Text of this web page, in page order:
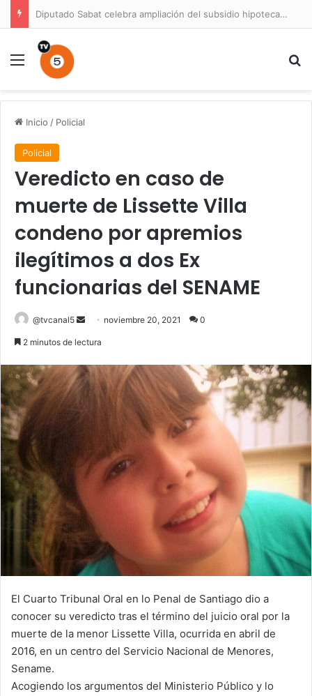
Diputado Sabat celebra ampliación del subsidio hipotecario con viviendas de hasta 6.000 UF
Menú
Inicio / Policial
Policial
Veredicto en caso de
muerte de Lissette Villa
condeno por apremios
ilegítimos a dos Ex
funcionarias del SENAME
@tvcanal5
Send noviembre 20, 2021 0
2 minutos de lectura
El Cuarto Tribunal Oral en lo Penal de Santiago dio a
conocer su veredicto tras el término del juicio oral por la
muerte de la menor Lissette Villa, ocurrida en abril de
2016, en un centro del Servicio Nacional de Menores,
Sename.
Acogiendo los argumentos del Ministerio Público y lo